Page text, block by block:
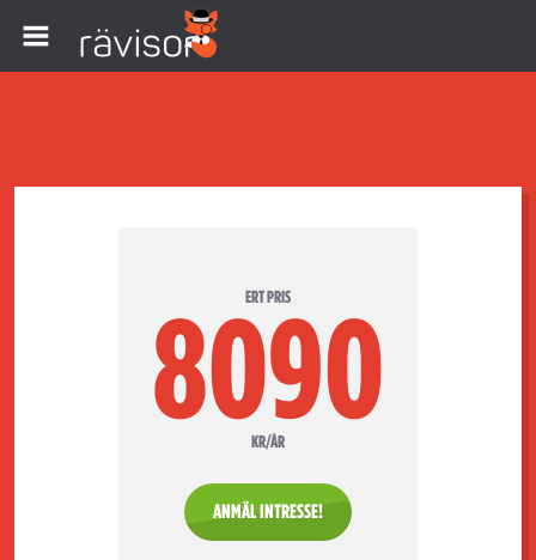
ERT PRIS
8090
KR/ÅR
ANMÄL INTRESSE!